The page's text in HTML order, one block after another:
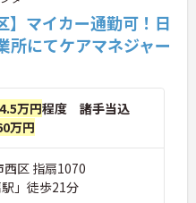
】マイカー通勤可！日
にてケアマネジャー
万円程度 諸手当込
万円
区 指扇1070
」徒歩21分